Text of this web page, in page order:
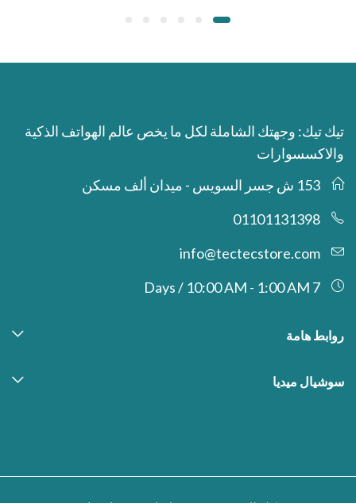
تيك تيك: وجهتك الشاملة لكل ما يخص عالم الهواتف الذكية
والاكسسوارات
153 ش جسر السويس - ميدان ألف مسكن
01101131398
info@tectecstore.com
7 Days / 10:00 AM - 1:00 AM
روابط هامة
سوشيال ميديا